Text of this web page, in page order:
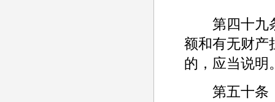
第四十九条
额和有无财产
的，应当说明
第五十条